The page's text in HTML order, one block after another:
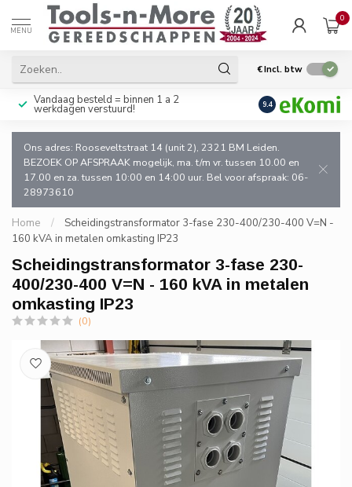
MENU
0
€Incl. btw
Vandaag besteld = binnen 1 a 2
werkdagen verstuurd!
Uitsluitend goede
en de vakman!
9.4
Ons adres: Rooseveltstraat 14 (unit 2), 2321 BM Leiden.
BEZOEK OP AFSPRAAK mogelijk, ma. t/m vr. tussen 10.00 en
17.00 en za. tussen 10:00 en 14:00 uur. Bel voor afspraak: 06-
28973610
Home /
Scheidingstransformator 3-fase 230-400/230-400 V=N -
160 kVA in metalen omkasting IP23
Scheidingstransformator 3-fase 230-
400/230-400 V=N - 160 kVA in metalen
omkasting IP23
(0)